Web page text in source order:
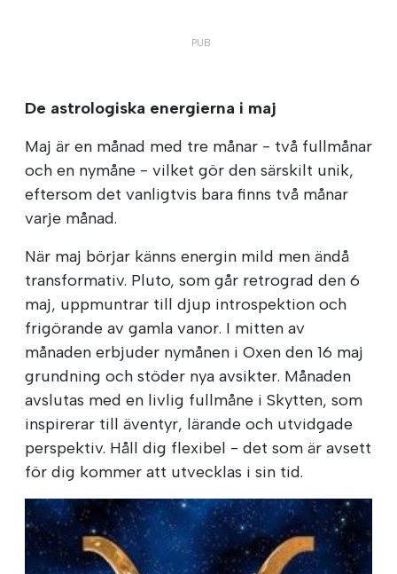
De astrologiska energierna i maj
Maj är en månad med tre månar - två fullmånar
och en nymåne - vilket gör den särskilt unik,
eftersom det vanligtvis bara finns två månar
varje månad.
När maj börjar känns energin mild men ändå
transformativ. Pluto, som går retrograd den 6
maj, uppmuntrar till djup introspektion och
frigörande av gamla vanor. I mitten av
månaden erbjuder nymånen i Oxen den 16 maj
grundning och stöder nya avsikter. Månaden
avslutas med en livlig fullmåne i Skytten, som
inspirerar till äventyr, lärande och utvidgade
perspektiv. Håll dig flexibel - det som är avsett
för dig kommer att utvecklas i sin tid.